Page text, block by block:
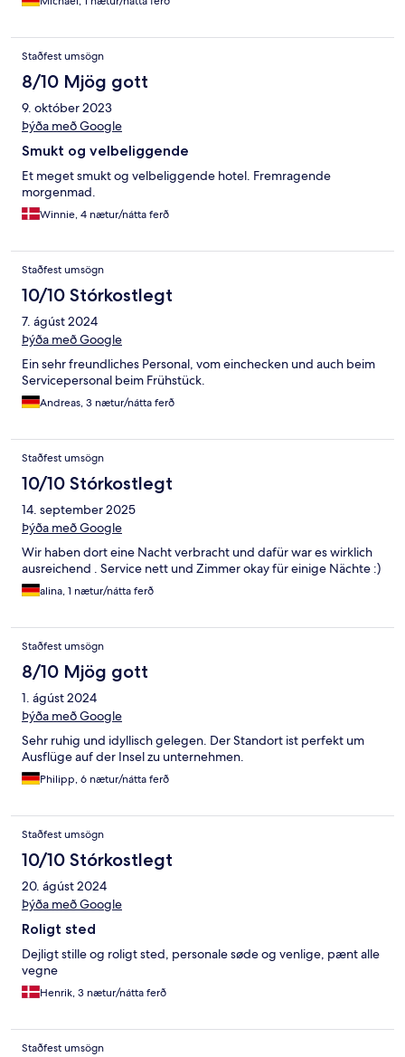
Staðfest umsögn
8/10 Mjög gott
9. október 2023
Þýða með Google
Smukt og velbeliggende
Et meget smukt og velbeliggende hotel. Fremragende
morgenmad.
Winnie, 4 nætur/nátta ferð
Staðfest umsögn
10/10 Stórkostlegt
7. ágúst 2024
Þýða með Google
Ein sehr freundliches Personal, vom einchecken und auch beim
Servicepersonal beim Frühstück.
Andreas, 3 nætur/nátta ferð
Staðfest umsögn
10/10 Stórkostlegt
14. september 2025
Þýða með Google
Wir haben dort eine Nacht verbracht und dafür war es wirklich
ausreichend . Service nett und Zimmer okay für einige Nächte :)
alina, 1 nætur/nátta ferð
Staðfest umsögn
8/10 Mjög gott
1. ágúst 2024
Þýða með Google
Sehr ruhig und idyllisch gelegen. Der Standort ist perfekt um
Ausflüge auf der Insel zu unternehmen.
Philipp, 6 nætur/nátta ferð
Staðfest umsögn
10/10 Stórkostlegt
20. ágúst 2024
Þýða með Google
Roligt sted
Dejligt stille og roligt sted, personale søde og venlige, pænt alle
vegne
Henrik, 3 nætur/nátta ferð
Staðfest umsögn